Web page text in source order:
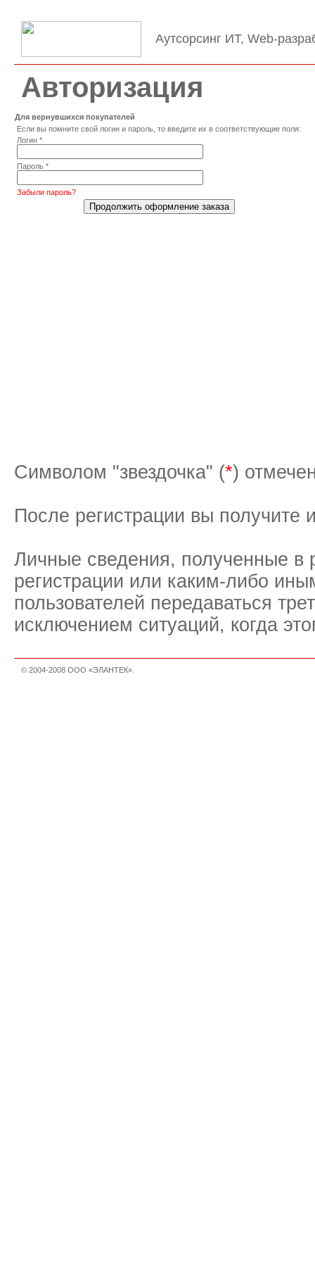
Аутсорсинг ИТ, Web-
Авторизация
Для вернувшихся покупателей
Если вы помните свой логин и пароль, то введите их в соответствующие поля:
Логин *
Пароль *
Забыли пароль?
Символом "звездочка" (*)
После регистрации вы
Личные сведения, полученные в
регистрации или каким-либо
пользователей передаваться
исключением ситуаций, когда
© 2004-2008 ООО «ЭЛАНТЕК».